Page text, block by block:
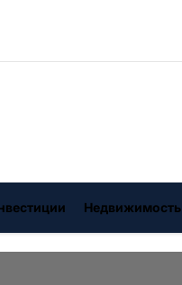
Недвижимость